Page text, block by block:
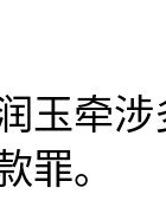
玉牵
。